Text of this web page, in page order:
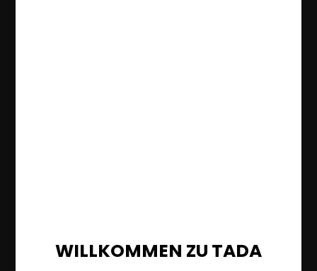
WILLKOMMEN ZU TADA